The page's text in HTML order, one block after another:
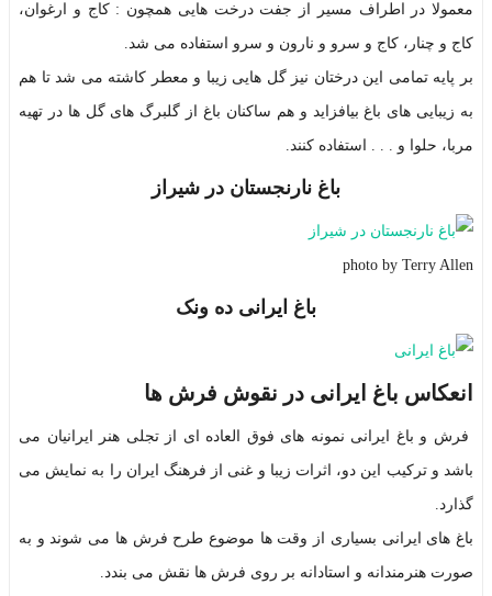
معمولا در اطراف مسیر از جفت درخت هایی همچون : کاج و ارغوان،
کاج و چنار، کاج و سرو و نارون و سرو استفاده می شد.
بر پایه تمامی این درختان نیز گل هایی زیبا و معطر کاشته می شد تا هم
به زیبایی های باغ بیافزاید و هم ساکنان باغ از گلبرگ های گل ها در تهیه
مربا، حلوا و . . . استفاده کنند.
باغ نارنجستان در شیراز
photo by Terry Allen
باغ ایرانی ده ونک
انعکاس باغ ایرانی در نقوش فرش ها
فرش و باغ ایرانی نمونه های فوق العاده ای از تجلی هنر ایرانیان می
باشد و ترکیب این دو، اثرات زیبا و غنی از فرهنگ ایران را به نمایش می
گذارد.
باغ های ایرانی بسیاری از وقت ها موضوع طرح فرش ها می شوند و به
صورت هنرمندانه و استادانه بر روی فرش ها نقش می بندد.